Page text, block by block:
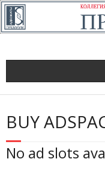
BUY
No ad slots